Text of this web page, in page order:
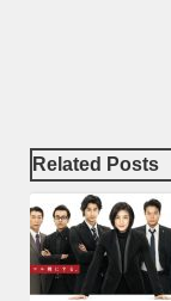
Related Posts